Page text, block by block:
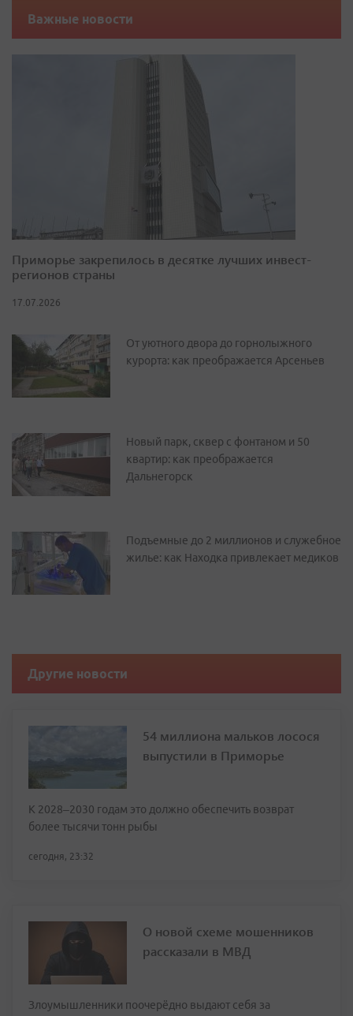
Важные новости
Приморье закрепилось в десятке лучших инвест-
регионов страны
17.07.2026
От уютного двора до горнолыжного
курорта: как преображается Арсеньев
Новый парк, сквер с фонтаном и 50
квартир: как преображается
Дальнегорск
Подъемные до 2 миллионов и служебное
жилье: как Находка привлекает медиков
Другие новости
54 миллиона мальков лосося
выпустили в Приморье
К 2028–2030 годам это должно обеспечить возврат
более тысячи тонн рыбы
сегодня, 23:32
О новой схеме мошенников
рассказали в МВД
Злоумышленники поочерёдно выдают себя за